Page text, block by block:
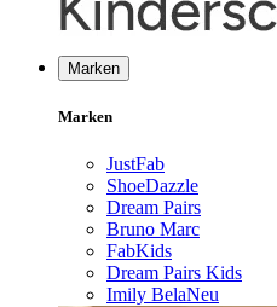
Marken
Marken
JustFab
ShoeDazzle
Dream Pairs
Bruno Marc
FabKids
Dream Pairs Kids
Imily BelaNeu